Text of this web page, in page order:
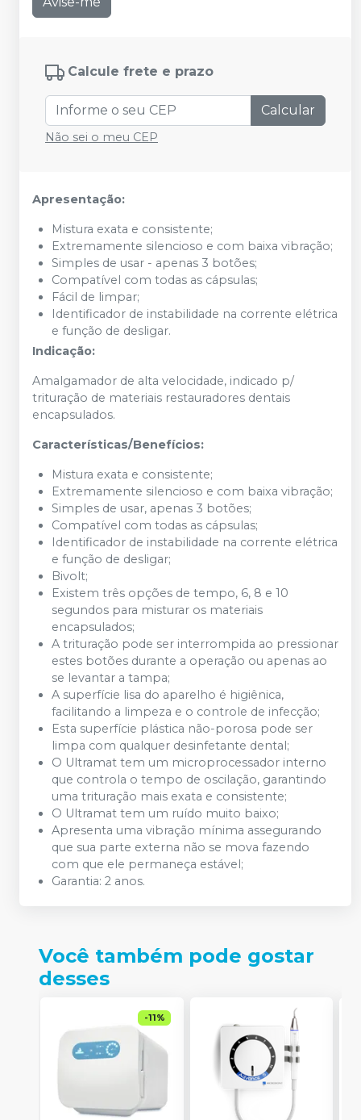
Calcule frete e prazo
Calcular
Não sei o meu CEP
Apresentação:
Mistura exata e consistente;
Extremamente silencioso e com baixa vibração;
Simples de usar - apenas 3 botões;
Compatível com todas as cápsulas;
Fácil de limpar;
Identificador de instabilidade na corrente elétrica
e função de desligar.
Indicação:
Amalgamador de alta velocidade, indicado p/
trituração de materiais restauradores dentais
encapsulados.
Características/Benefícios:
Mistura exata e consistente;
Extremamente silencioso e com baixa vibração;
Simples de usar, apenas 3 botões;
Compatível com todas as cápsulas;
Identificador de instabilidade na corrente elétrica
e função de desligar;
Bivolt;
Existem três opções de tempo, 6, 8 e 10
segundos para misturar os materiais
encapsulados;
A trituração pode ser interrompida ao pressionar
estes botões durante a operação ou apenas ao
se levantar a tampa;
A superfície lisa do aparelho é higiênica,
facilitando a limpeza e o controle de infecção;
Esta superfície plástica não-porosa pode ser
limpa com qualquer desinfetante dental;
O Ultramat tem um microprocessador interno
que controla o tempo de oscilação, garantindo
uma trituração mais exata e consistente;
O Ultramat tem um ruído muito baixo;
Apresenta uma vibração mínima assegurando
que sua parte externa não se mova fazendo
com que ele permaneça estável;
Garantia: 2 anos.
Você também pode gostar
desses
-11%